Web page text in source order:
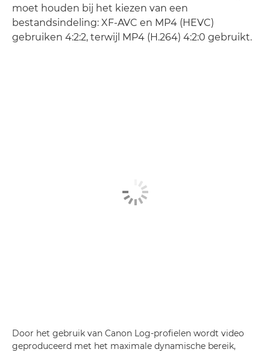
moet houden bij het kiezen van een
bestandsindeling: XF-AVC en MP4 (HEVC)
gebruiken 4:2:2, terwijl MP4 (H.264) 4:2:0 gebruikt.
Door het gebruik van Canon Log-profielen wordt video
geproduceerd met het maximale dynamische bereik,